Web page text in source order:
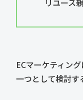
ECマーケティン
一つとして検討す